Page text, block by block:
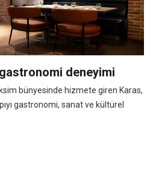
deneyimi
bünyesinde hizmete giren Karas,
gastronomi, sanat ve kültürel